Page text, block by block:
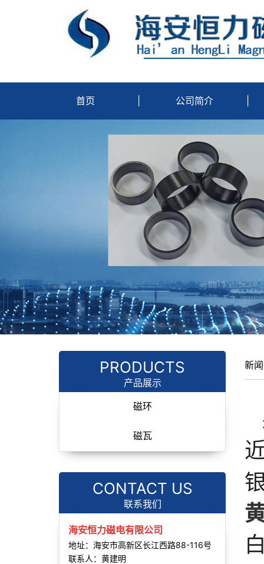
首页 公司简介
PRODUCTS
产品展示
磁环
磁瓦
CONTACT US
联系我们
海安恒力磁电有限公司
地址：海安市高新区长江西路88-116号
联系人：黄建明
新